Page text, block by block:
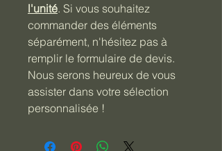
l'unité. Si vous souhaitez
commander des éléments
séparément, n'hésitez pas à
remplir le formulaire de devis.
Nous serons heureux de vous
assister dans votre sélection
personnalisée !